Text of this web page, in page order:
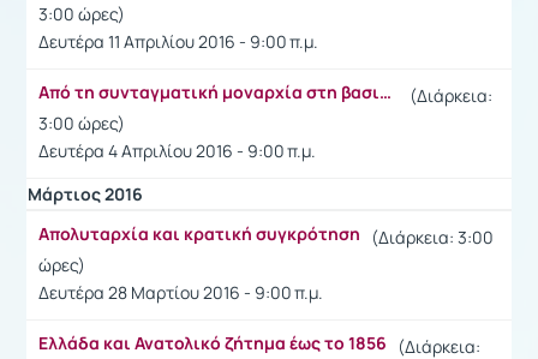
3:00 ώρες)
Δευτέρα 11 Απριλίου 2016 - 9:00 π.μ.
Από τη συνταγματική μοναρχία στη βασιλευόμενη δημοκρατία
(Διάρκεια:
3:00 ώρες)
Δευτέρα 4 Απριλίου 2016 - 9:00 π.μ.
Μάρτιος 2016
Απολυταρχία και κρατική συγκρότηση (Διάρκεια: 3:00
ώρες)
Δευτέρα 28 Μαρτίου 2016 - 9:00 π.μ.
Ελλάδα και Ανατολικό ζήτημα έως το 1856 (Διάρκεια: